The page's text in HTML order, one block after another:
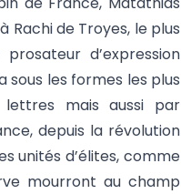
Rachi de Troyes, le plus
d’expression
sous les formes les plus
lettres mais aussi par
depuis la révolution
unités d’élites, comme
mourront au champ